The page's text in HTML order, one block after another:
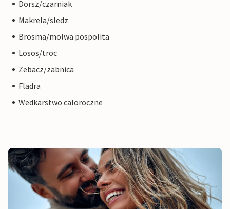
Dorsz/czarniak
Makrela/sledz
Brosma/molwa pospolita
Losos/troc
Zebacz/zabnica
Fladra
Wedkarstwo caloroczne